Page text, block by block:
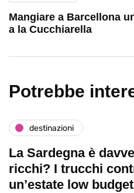
Mangiare a Barcellona
a la Cucchiarella
Potrebbe
destinazioni
La Sardegna è
ricchi? I trucchi
un’estate low budget